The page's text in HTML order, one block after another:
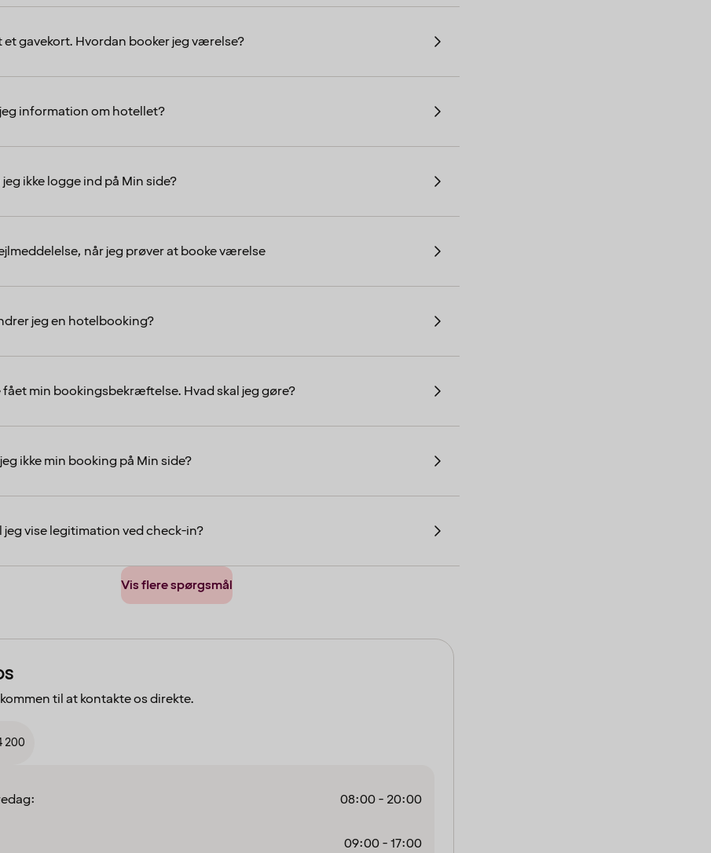
et gavekort. Hvordan booker jeg værelse?
information om hotellet?
ikke logge ind på Min side?
når jeg prøver at booke værelse
jeg en hotelbooking?
fået min bookingsbekræftelse. Hvad skal jeg gøre?
ikke min booking på Min side?
jeg vise legitimation ved check-in?
Vis flere spørgsmål
til at kontakte os direkte.
200
08:00 - 20:00
09:00 - 17:00